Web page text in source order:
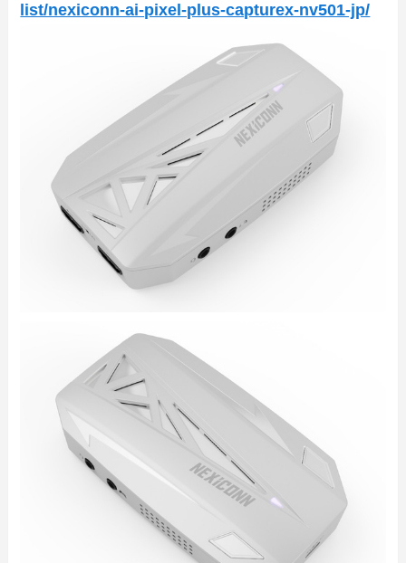
list/nexiconn-ai-pixel-plus-capturex-nv501-jp/